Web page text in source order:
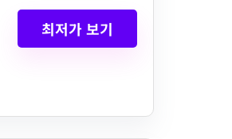
최저가 보기